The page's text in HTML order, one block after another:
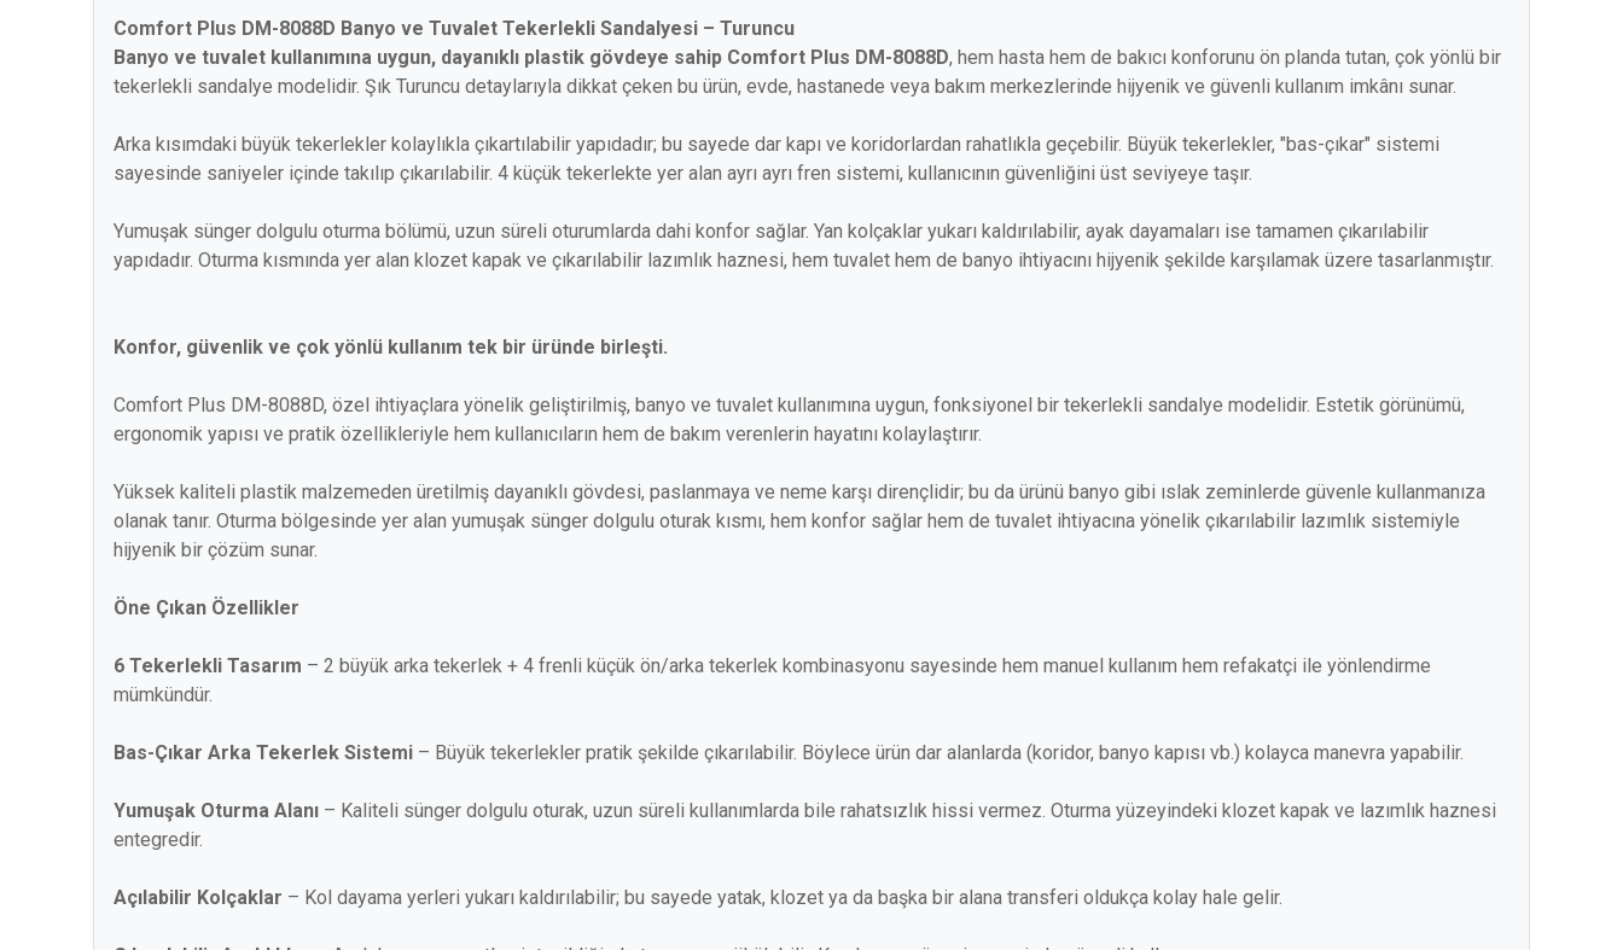
Comfort Plus DM-8088D Banyo ve Tuvalet Tekerlekli Sandalyesi – Turuncu
Banyo ve tuvalet kullanımına uygun, dayanıklı plastik gövdeye sahip Comfort Plus DM-8088D, hem hasta hem de bakıcı konforunu ön planda tutan, çok yönlü bir
tekerlekli sandalye modelidir. Şık Turuncu detaylarıyla dikkat çeken bu ürün, evde, hastanede veya bakım merkezlerinde hijyenik ve güvenli kullanım imkânı sunar.
Arka kısımdaki büyük tekerlekler kolaylıkla çıkartılabilir yapıdadır; bu sayede dar kapı ve koridorlardan rahatlıkla geçebilir. Büyük tekerlekler, "bas-çıkar" sistemi
sayesinde saniyeler içinde takılıp çıkarılabilir. 4 küçük tekerlekte yer alan ayrı ayrı fren sistemi, kullanıcının güvenliğini üst seviyeye taşır.
Yumuşak sünger dolgulu oturma bölümü, uzun süreli oturumlarda dahi konfor sağlar. Yan kolçaklar yukarı kaldırılabilir, ayak dayamaları ise tamamen çıkarılabilir
yapıdadır. Oturma kısmında yer alan klozet kapak ve çıkarılabilir lazımlık haznesi, hem tuvalet hem de banyo ihtiyacını hijyenik şekilde karşılamak üzere tasarlanmıştır.
Konfor, güvenlik ve çok yönlü kullanım tek bir üründe birleşti.
Comfort Plus DM-8088D, özel ihtiyaçlara yönelik geliştirilmiş, banyo ve tuvalet kullanımına uygun, fonksiyonel bir tekerlekli sandalye modelidir. Estetik görünümü,
ergonomik yapısı ve pratik özellikleriyle hem kullanıcıların hem de bakım verenlerin hayatını kolaylaştırır.
Yüksek kaliteli plastik malzemeden üretilmiş dayanıklı gövdesi, paslanmaya ve neme karşı dirençlidir; bu da ürünü banyo gibi ıslak zeminlerde güvenle kullanmanıza
olanak tanır. Oturma bölgesinde yer alan yumuşak sünger dolgulu oturak kısmı, hem konfor sağlar hem de tuvalet ihtiyacına yönelik çıkarılabilir lazımlık sistemiyle
hijyenik bir çözüm sunar.
Öne Çıkan Özellikler
6 Tekerlekli Tasarım – 2 büyük arka tekerlek + 4 frenli küçük ön/arka tekerlek kombinasyonu sayesinde hem manuel kullanım hem refakatçi ile yönlendirme
mümkündür.
Bas-Çıkar Arka Tekerlek Sistemi – Büyük tekerlekler pratik şekilde çıkarılabilir. Böylece ürün dar alanlarda (koridor, banyo kapısı vb.) kolayca manevra yapabilir.
Yumuşak Oturma Alanı – Kaliteli sünger dolgulu oturak, uzun süreli kullanımlarda bile rahatsızlık hissi vermez. Oturma yüzeyindeki klozet kapak ve lazımlık haznesi
entegredir.
Açılabilir Kolçaklar – Kol dayama yerleri yukarı kaldırılabilir; bu sayede yatak, klozet ya da başka bir alana transferi oldukça kolay hale gelir.